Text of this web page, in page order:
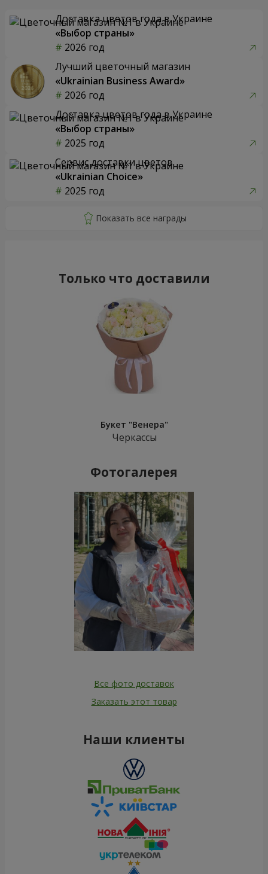
Доставка цветов года в Украине
«Выбор страны»
2026 год
Лучший цветочный магазин
«Ukrainian Business Award»
2026 год
Доставка цветов года в Украине
«Выбор страны»
2025 год
Сервис доставки цветов
«Ukrainian Choice»
2025 год
Только что доставили
Букет "Венера"
Черкассы
Фотогалерея
Все фото доставок
Заказать этот товар
Наши клиенты